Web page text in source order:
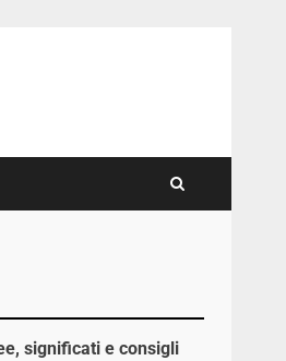
significati e consigli